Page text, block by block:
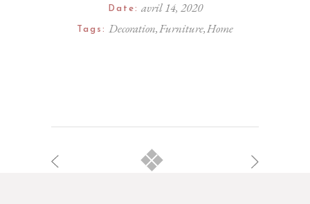
Date: avril 14, 2020
Tags: DecorationFurnitureHome